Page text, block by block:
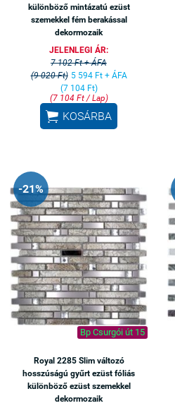
különböző mintázatú ezüst
szemekkel fém berakással
dekormozaik
JELENLEGI ÁR:
7 102 Ft + ÁFA
(9 020 Ft) 5 594 Ft + ÁFA
(7 104 Ft)
(7 104 Ft / Lap)
 KOSÁRBA
-21%
Bp Csurgói út 15
Royal 2285 Slim változó
hosszúságú gyűrt ezüst fóliás
különböző ezüst szemekkel
dekormozaik